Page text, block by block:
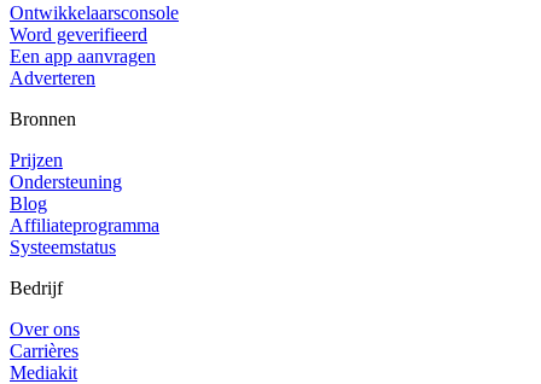
Ontwikkelaarsconsole
Word geverifieerd
Een app aanvragen
Adverteren
Bronnen
Prijzen
Ondersteuning
Blog
Affiliateprogramma
Systeemstatus
Bedrijf
Over ons
Carrières
Mediakit